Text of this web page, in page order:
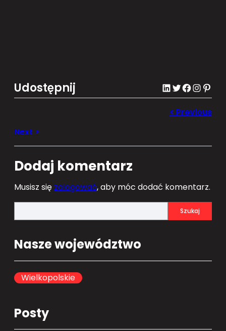
Udostępnij LinkedIn Twitter Facebook Instagram Pinterest
Dodaj komentarz
Musisz się zalogować, aby móc dodać komentarz.
e
r
c
h
Szukaj
Nasze województwo
Wielkopolskie
Posty